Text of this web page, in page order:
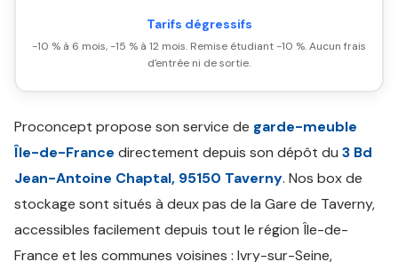
Tarifs dégressifs
-10 % à 6 mois, -15 % à 12 mois. Remise étudiant -10 %. Aucun frais
d'entrée ni de sortie.
Proconcept propose son service de garde-meuble
Île-de-France directement depuis son dépôt du 3 Bd
Jean-Antoine Chaptal, 95150 Taverny. Nos box de
stockage sont situés à deux pas de la Gare de Taverny,
accessibles facilement depuis tout le région Île-de-
France et les communes voisines : Ivry-sur-Seine,